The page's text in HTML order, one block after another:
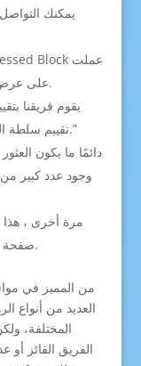
يمكنك
على عرض الترحيب بـ 50 دورة مجانية مهداة كذلك.
يقوم فريقنا
تقييم سلطة الترخيص ويمكننا أن نوصي بها للاعبين لدينا.”
دائمًا ما يكون
وجود عدد كبير
مرة أخرى ،
صفحة عروض المراهنات الترويجية بقدر الإمكان.
من المميز في
العديد من أنواع
المختلفة،
الفريق الفائز